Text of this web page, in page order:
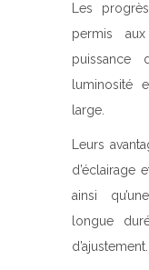
Les
permis
puissance
luminosité
large.
Leurs
d’éclairage
ainsi
longue
d’ajustement.